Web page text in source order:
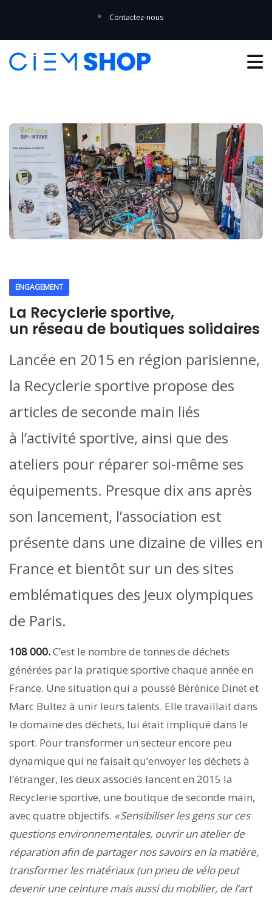
Contactez-nous
ENGAGEMENT
La Recyclerie sportive,
un réseau de boutiques solidaires
Lancée en 2015 en région parisienne,
la Recyclerie sportive propose des
articles de seconde main liés
à l’activité sportive, ainsi que des
ateliers pour réparer soi-même ses
équipements. Presque dix ans après
son lancement, l’association est
présente dans une dizaine de villes en
France et bientôt sur un des sites
emblématiques des Jeux olympiques
de Paris.
108 000.C’est le nombre de tonnes de déchets
générées par la pratique sportive chaque année en
France. Une situation qui a poussé Bérénice Dinet et
Marc Bultez à unir leurs talents. Elle travaillait dans
le domaine des déchets, lui était impliqué dans le
sport. Pour transformer un secteur encore peu
dynamique qui ne faisait qu’envoyer les déchets à
l’étranger, les deux associés lancent en 2015 la
Recyclerie sportive, une boutique de seconde main,
avec quatre objectifs. « Sensibiliser les gens sur ces
questions environnementales, ouvrir un atelier de
réparation afin de partager nos savoirs en la matière,
transformer les matériaux (un pneu de vélo peut
devenir une ceinture mais aussi du mobilier, de l’art